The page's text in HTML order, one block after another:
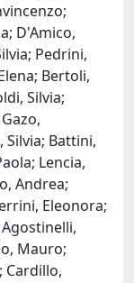
D'Amico,
Pedrini,
Bertoli,
Silvia;
Battini,
Lencia,
Andrea;
Eleonora;
Mauro;
Cardillo,